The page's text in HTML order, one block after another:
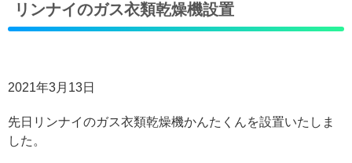
リンナイのガス衣類乾燥機設置
2021年3月13日
先日リンナイのガス衣類乾燥機かんたくんを設置いたしま
した。